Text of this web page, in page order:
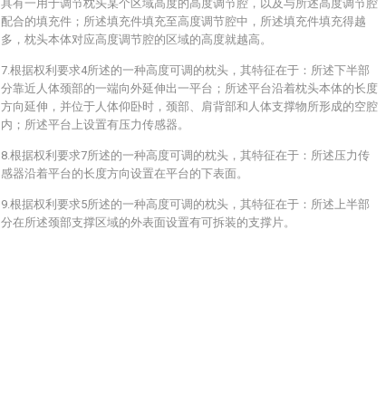
具有一用于调节枕头某个区域高度的高度调节腔，以及与所述高度调节腔
配合的填充件；所述填充件填充至高度调节腔中，所述填充件填充得越
多，枕头本体对应高度调节腔的区域的高度就越高。
7.根据权利要求4所述的一种高度可调的枕头，其特征在于：所述下半部
分靠近人体颈部的一端向外延伸出一平台；所述平台沿着枕头本体的长度
方向延伸，并位于人体仰卧时，颈部、肩背部和人体支撑物所形成的空腔
内；所述平台上设置有压力传感器。
8.根据权利要求7所述的一种高度可调的枕头，其特征在于：所述压力传
感器沿着平台的长度方向设置在平台的下表面。
9.根据权利要求5所述的一种高度可调的枕头，其特征在于：所述上半部
分在所述颈部支撑区域的外表面设置有可拆装的支撑片。